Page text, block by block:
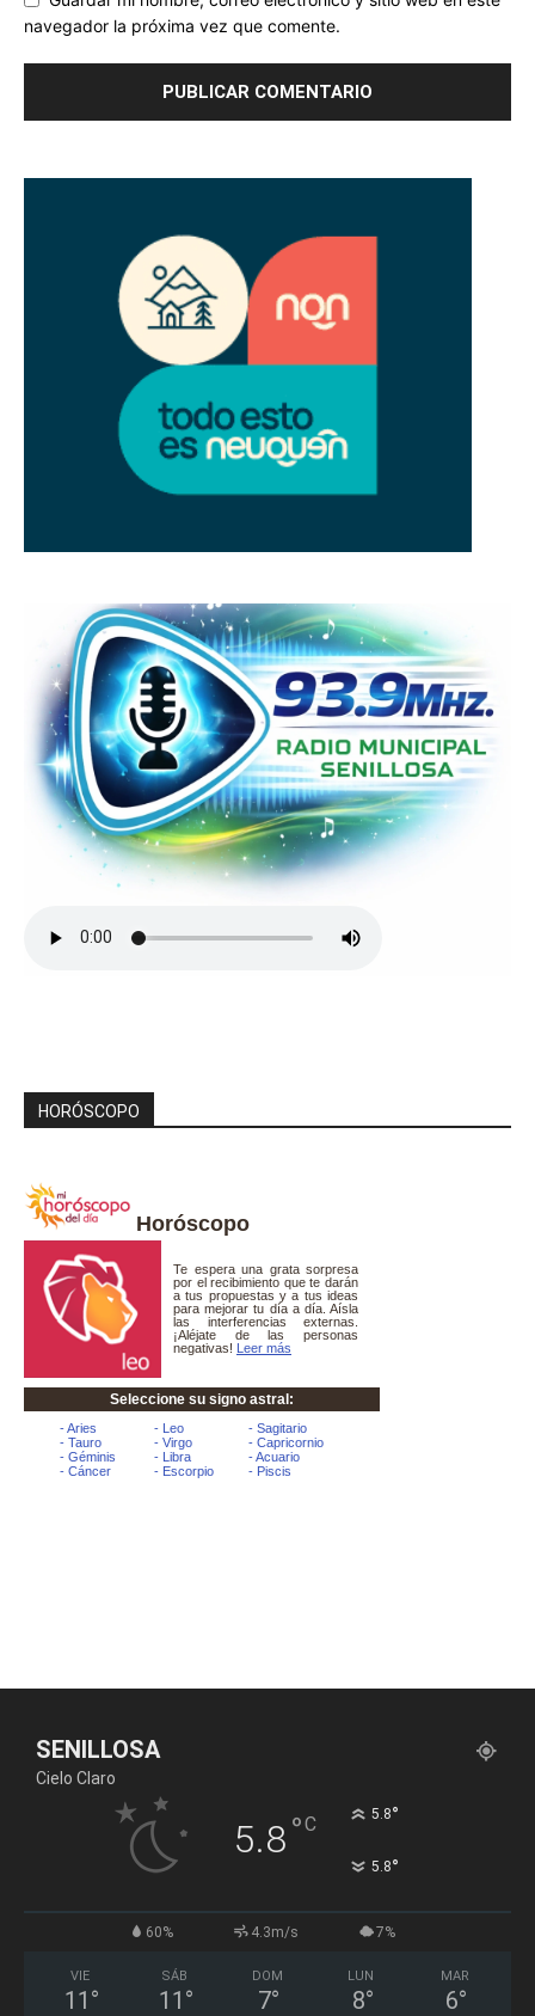
navegador la próxima vez que comente.
HORÓSCOPO
Horóscopo
SENILLOSA
Cielo Claro
5.8°C 5.8°
5.8°
60% 4.3m/s 7%
VIE
11 °
SÁB
11 °
DOM
7°
LUN
8°
MAR
6°